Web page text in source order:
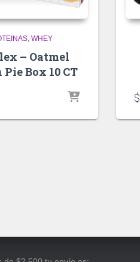
WHEY
– Oatmel
Box 10 CT
$